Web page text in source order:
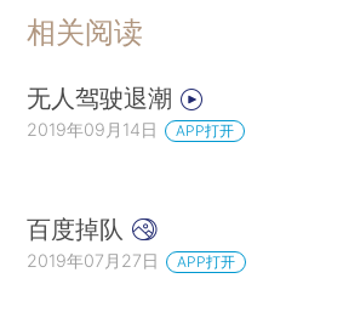
相关阅读
无人驾驶退潮
2019年09月14日 APP打开
百度掉队
2019年07月27日 APP打开